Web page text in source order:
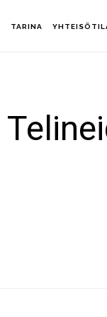
TARINA